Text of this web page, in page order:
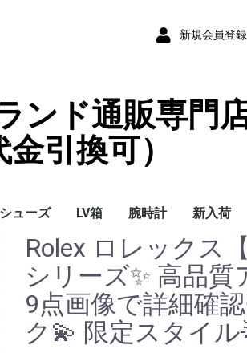
新規会員登録
ンド通販専門
引換可）
0109shop
シューズ
レディース/女性用
メンズ/男性用
Gucci
Chanel
LV箱 腕時計
Omega
Rolex
Cartier
Chanel
新入荷
Rolex ロレックス
シリーズ✨ 高品
9点画像で詳細確
ク💫 限定スタイル